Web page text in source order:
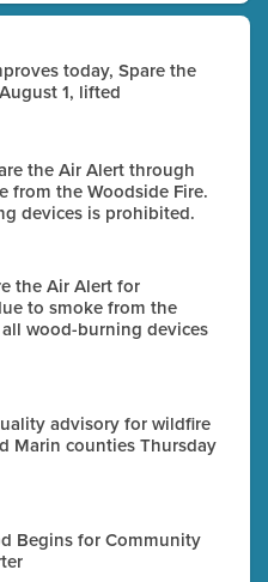
today, Spare the
1, lifted
the Air Alert through
from the Woodside Fire.
devices is prohibited.
the Air Alert for
to smoke from the
wood-burning devices
advisory for wildfire
Marin counties Thursday
Begins for Community